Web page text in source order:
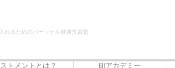
れるためのパーソナル健康投資塾
トメントとは？
BIアカデミー